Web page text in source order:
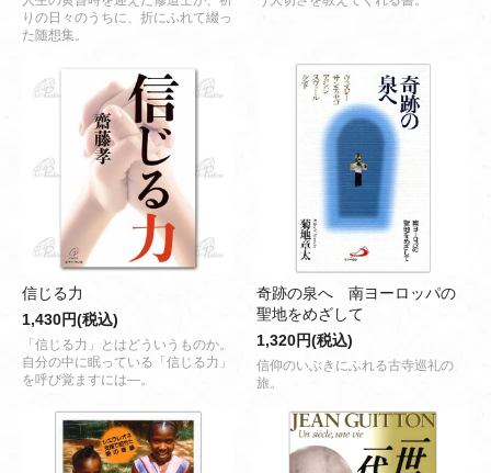
りの日々のうちに、折にふれて綴っ
た随想集。
信じる力
1,430円(税込)
「信じる力」とはどういうものか。
自分の中に眠っている「信じる力」
を呼び覚ますには―。
奇跡の泉へ 南ヨーロッパの
聖地をめざして
1,320円(税込)
信仰のいぶきにふれる古寺巡礼の
旅。